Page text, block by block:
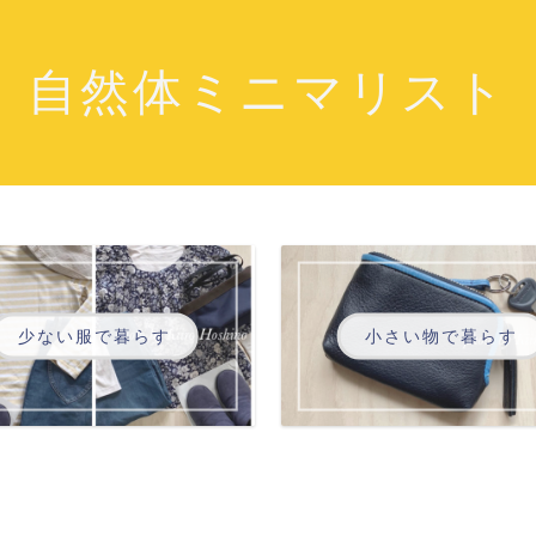
自然体ミニマリスト
少ない服で暮らす 小さい物で暮らす